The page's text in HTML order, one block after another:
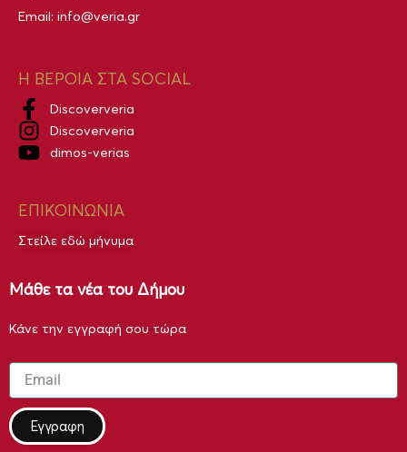
Email: info@veria.gr
Η ΒΕΡΟΙΑ ΣΤΑ SOCIAL
Discoververia
Discoververia
dimos-verias
ΕΠΙΚΟΙΝΩΝΙΑ
Στείλε εδώ μήνυμα
Μάθε τα νέα του Δήμου
Κάνε την εγγραφή σου τώρα
Email
Εγγραφη